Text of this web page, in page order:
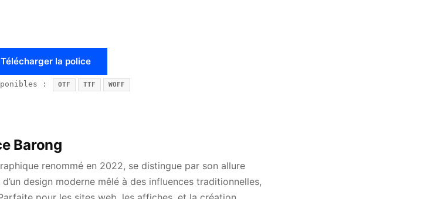
la police
: OTF TTF WOFF
Barong
renommé en 2022, se distingue par son allure
design moderne mêlé à des influences traditionnelles,